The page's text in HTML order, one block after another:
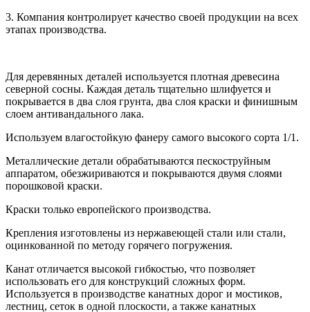
3. Компания контролирует качество своей продукции на всех
этапах производства.
Для деревянных деталей используется плотная древесина
северной сосны. Каждая деталь тщательно шлифуется и
покрывается в два слоя грунта, два слоя краски и финишным
слоем антивандального лака.
Используем влагостойкую фанеру самого высокого сорта 1/1.
Металлические детали обрабатываются пескоструйным
аппаратом, обезжириваются и покрываются двумя слоями
порошковой краски.
Краски только европейского производства.
Крепления изготовлены из нержавеющей стали или стали,
оцинкованной по методу горячего погружения.
Канат отличается высокой гибкостью, что позволяет
использовать его для конструкций сложных форм.
Используется в производстве канатных дорог и мостиков,
лестниц, сеток в одной плоскости, а также канатных